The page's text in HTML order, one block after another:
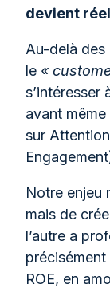
devient
Au-delà des
le «
s’intéresser
avant même
sur
Notre enjeu
mais de
l’autre a
précisément
ROE, en